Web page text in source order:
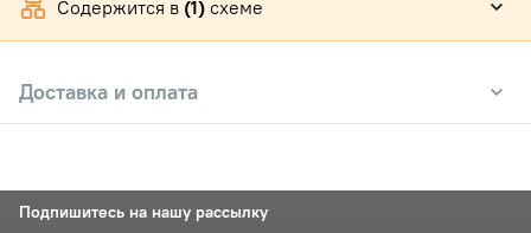
Содержится в (1) схеме
Доставка и оплата
Подпишитесь на нашу рассылку